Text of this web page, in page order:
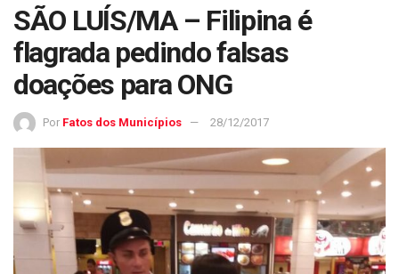
SÃO LUÍS/MA – Filipina é
flagrada pedindo falsas
doações para ONG
Por Fatos dos Municípios 28/12/2017